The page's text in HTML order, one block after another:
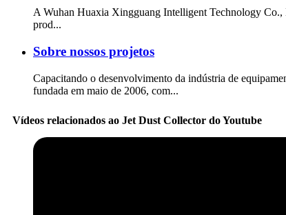
A Wuhan Huaxia Xingguang Intelligent Technology Co.,
prod...
Sobre nossos projetos
Capacitando o desenvolvimento da indústria de
fundada em maio de 2006, com...
Vídeos relacionados ao Jet Dust Collector do Youtube